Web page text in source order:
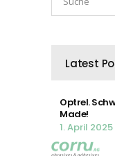
Latest
Optrel.
Made!
1. April 2025